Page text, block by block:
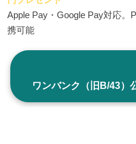
Apple Pay・Google Pay対応。
携可能
ワンバンク（旧B/43）